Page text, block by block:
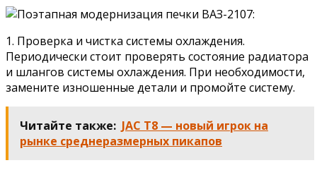
1. Проверка и чистка системы охлаждения.
Периодически стоит проверять состояние радиатора
и шлангов системы охлаждения. При необходимости,
замените изношенные детали и промойте систему.
Читайте также: JAC T8 — новый игрок на
рынке среднеразмерных пикапов